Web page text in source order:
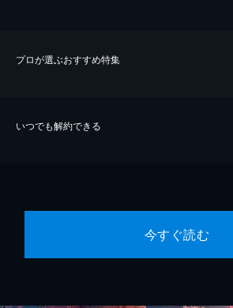
プロが選ぶおすすめ特集
いつでも解約できる
今すぐ読む